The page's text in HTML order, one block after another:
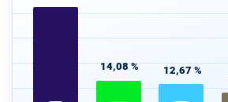
14,08 % 12,67 %